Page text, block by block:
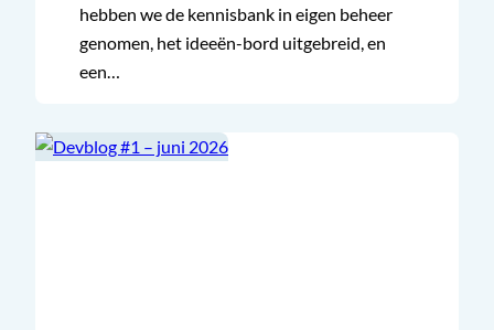
hebben we de kennisbank in eigen beheer
genomen, het ideeën-bord uitgebreid, en
een…